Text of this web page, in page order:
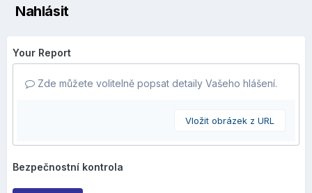
Nahlásit
Your Report
Zde můžete volitelně popsat detaily Vašeho hlášení.
Vložit obrázek z URL
Bezpečnostní kontrola